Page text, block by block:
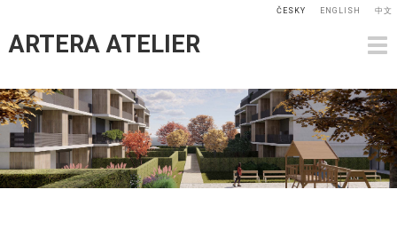
ARTERA ATELIER
ČESKY ENGLISH 中文